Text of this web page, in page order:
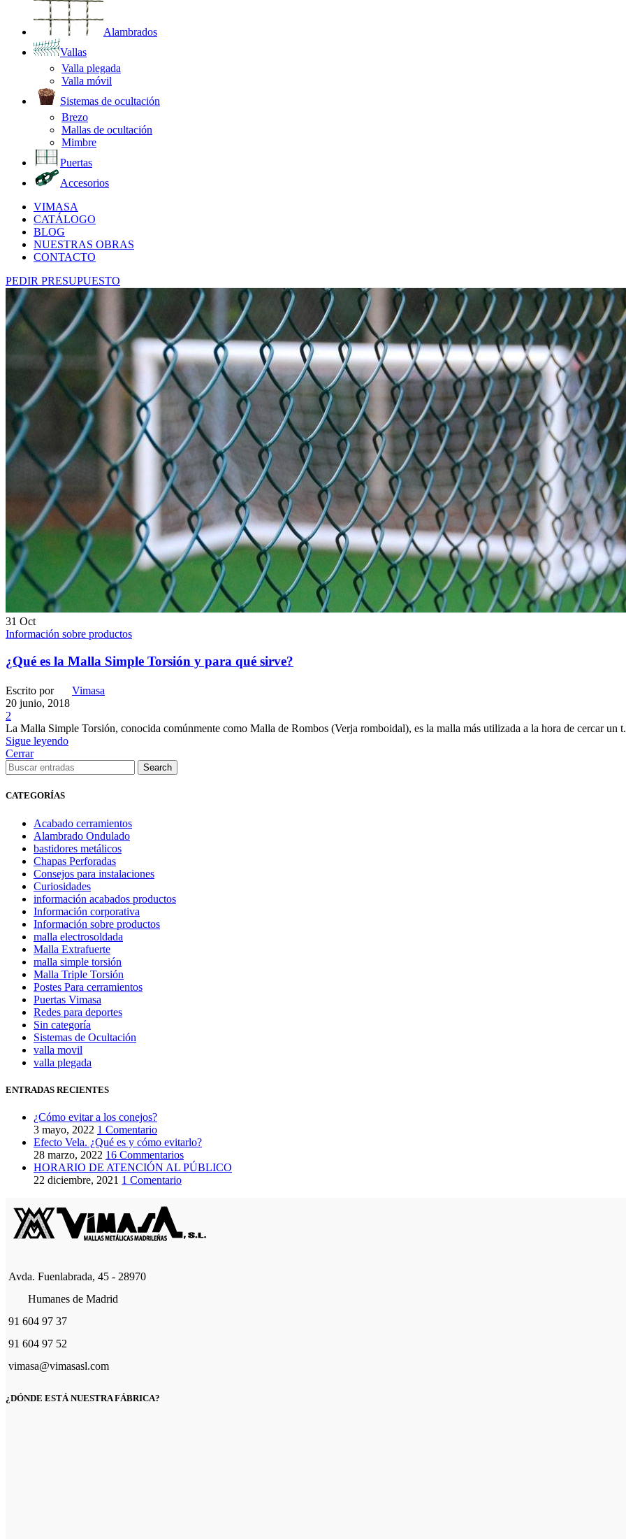
Alambrados
Vallas
Valla plegada
Valla móvil
Sistemas de ocultación
Brezo
Mallas de ocultación
Mimbre
Puertas
Accesorios
VIMASA
CATÁLOGO
BLOG
NUESTRAS OBRAS
CONTACTO
PEDIR PRESUPUESTO
31 Oct
Información sobre productos
¿Qué es la Malla Simple Torsión y para qué sirve?
Escrito por
Vimasa
20 junio, 2018
2
La Malla Simple Torsión, conocida comúnmente como Malla de Rombos (Verja romboidal), es la malla más utilizada a la hora de cercar un
Sigue leyendo
Cerrar
Search
CATEGORÍAS
Acabado cerramientos
Alambrado Ondulado
bastidores metálicos
Chapas Perforadas
Consejos para instalaciones
Curiosidades
información acabados productos
Información corporativa
Información sobre productos
malla electrosoldada
Malla Extrafuerte
malla simple torsión
Malla Triple Torsión
Postes Para cerramientos
Puertas Vimasa
Redes para deportes
Sin categoría
Sistemas de Ocultación
valla movil
valla plegada
ENTRADAS RECIENTES
¿Cómo evitar a los conejos?
3 mayo, 2022 1 Comentario
Efecto Vela. ¿Qué es y cómo evitarlo?
28 marzo, 2022 16 Commentarios
HORARIO DE ATENCIÓN AL PÚBLICO
22 diciembre, 2021 1 Comentario
Avda. Fuenlabrada, 45 - 28970
Humanes de Madrid
91 604 97 37
91 604 97 52
vimasa@vimasasl.com
¿DÓNDE ESTÁ NUESTRA FÁBRICA?